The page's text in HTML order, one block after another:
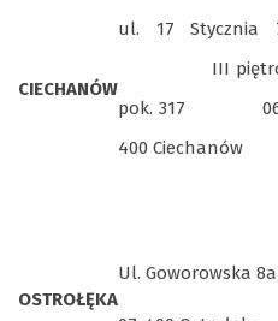
CIECHANÓW
ul. 17 Stycznia
III
pok. 317
400 Ciechanów
OSTROŁĘKA
Ul. Goworowska 8a